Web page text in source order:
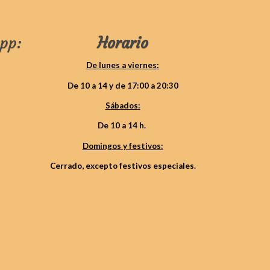
Horario
De lunes a viernes:
De 10 a 14 y de 17:00 a 20:30
Sábados:
De 10 a 14 h.
Domingos y festivos:
Cerrado, excepto festivos especiales.